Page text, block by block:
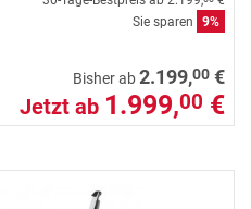
Sie sparen
9%
Bisher ab2.199,00 €
Jetzt ab 1.999,00 €